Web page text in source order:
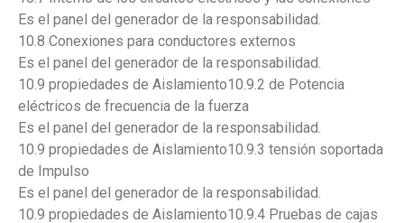
Es el panel del generador de la responsabilidad.
10.8 Conexiones para conductores externos
Es el panel del generador de la responsabilidad.
10.9 propiedades de Aislamiento10.9.2 de Potencia
eléctricos de frecuencia de la fuerza
Es el panel del generador de la responsabilidad.
10.9 propiedades de Aislamiento10.9.3 tensión soportada
de Impulso
Es el panel del generador de la responsabilidad.
10.9 propiedades de Aislamiento10.9.4 Pruebas de cajas